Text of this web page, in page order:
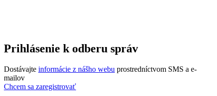
Prihlásenie k odberu správ
Dostávajte informácie z nášho webu prostredníctvom SMS a e-
mailov
Chcem sa zaregistrovať